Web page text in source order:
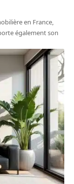
en France,
également son